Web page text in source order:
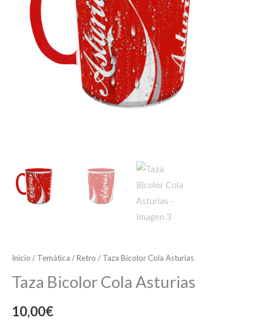
Inicio / Temática /Retro / Taza Bicolor Cola Asturias
Taza Bicolor Cola Asturias
10,00€